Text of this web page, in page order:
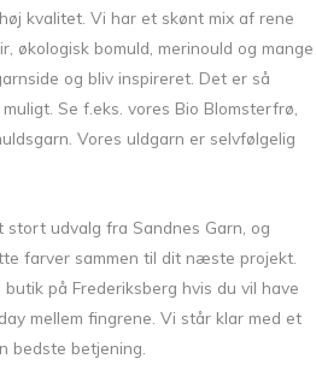
kvalitet. Vi har et skønt mix af rene
økologisk bomuld, merinould og mange
og bliv inspireret. Det er så
Se f.eks. vores Bio Blomsterfrø,
Vores uldgarn er selvfølgelig
stort udvalg fra Sandnes Garn, og
farver sammen til dit næste projekt.
på Frederiksberg hvis du vil have
mellem fingrene. Vi står klar med et
bedste betjening.